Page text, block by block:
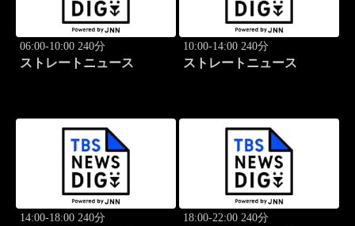
06:00-10:00 240分
ストレートニュース
10:00-14:00 240分
ストレートニュース
14:00-18:00 240分 18:00-22:00 240分